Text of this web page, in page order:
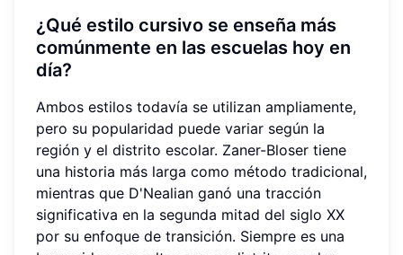
¿Qué estilo cursivo se enseña más
comúnmente en las escuelas hoy en
día?
Ambos estilos todavía se utilizan ampliamente,
pero su popularidad puede variar según la
región y el distrito escolar. Zaner-Bloser tiene
una historia más larga como método tradicional,
mientras que D'Nealian ganó una tracción
significativa en la segunda mitad del siglo XX
por su enfoque de transición. Siempre es una